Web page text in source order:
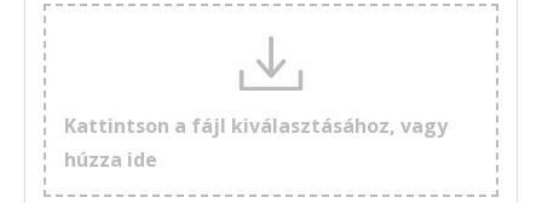
Kattintson a fájl kiválasztásához, vagy
húzza ide